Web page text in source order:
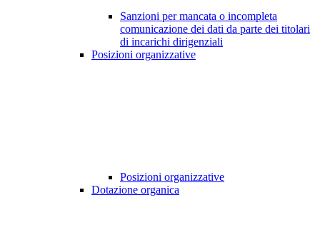
Sanzioni per mancata o incompleta
comunicazione dei dati da parte dei titolari
di incarichi dirigenziali
Posizioni organizzative
Posizioni organizzative
Dotazione organica